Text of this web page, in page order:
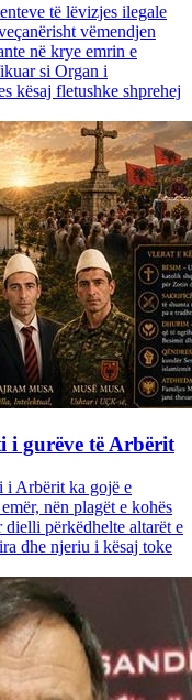
të lëvizjes ilegale
vëmendjen
në krye emrin e
si Organ i
kësaj fletushke shprehej
i gurëve të Arbërit
i Arbërit ka gojë e
nën plagët e kohës
përkëdhelte altarët e
dhe njeriu i kësaj toke